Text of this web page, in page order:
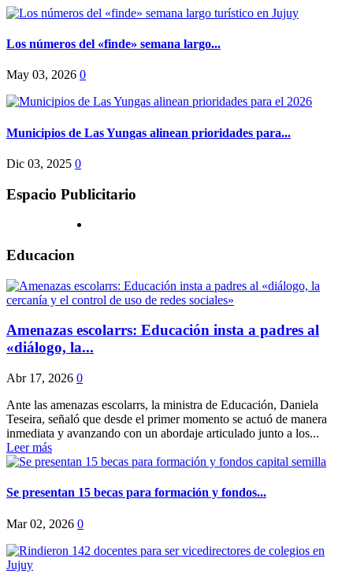
Los números del «finde» semana largo...
May 03, 2026 0
Municipios de Las Yungas alinean prioridades para...
Dic 03, 2025 0
Espacio Publicitario
Educacion
Amenazas escolarrs: Educación insta a padres al
«diálogo, la...
Abr 17, 2026 0
Ante las amenazas escolarrs, la ministra de Educación, Daniela
Teseira, señaló que desde el primer momento se actuó de manera
inmediata y avanzando con un abordaje articulado junto a los...
Leer más
Se presentan 15 becas para formación y fondos...
Mar 02, 2026 0